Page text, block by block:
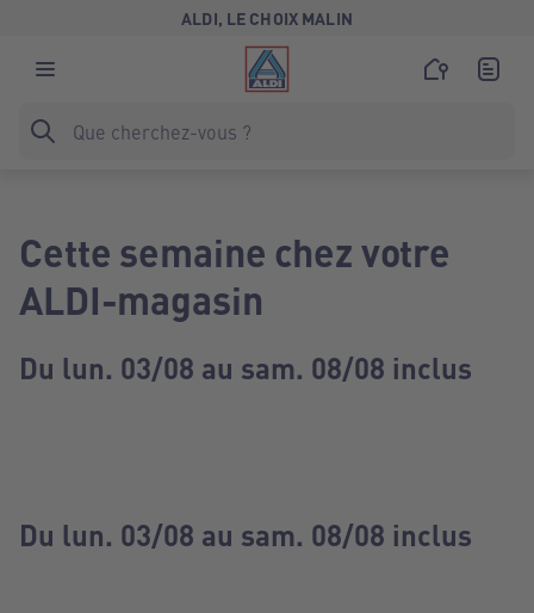
ALDI, LE CHOIX MALIN
Cette semaine chez votre
ALDI-magasin
Du lun. 03/08 au sam. 08/08 inclus
Du lun. 03/08 au sam. 08/08 inclus